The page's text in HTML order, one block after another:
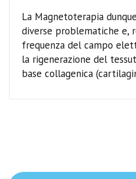
La Magnetoterapia
diverse problematiche e,
frequenza del campo
la rigenerazione del
base collagenica